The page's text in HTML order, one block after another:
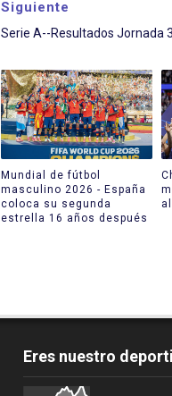
Siguiente
Serie A--Resultados Jornada
Mundial de fútbol
masculino 2026 - España
coloca su segunda
estrella 16 años después
Eres nuestro